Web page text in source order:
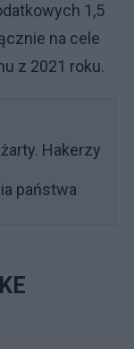
1,5
na cele
z 2021 roku.
Hakerzy
państwa